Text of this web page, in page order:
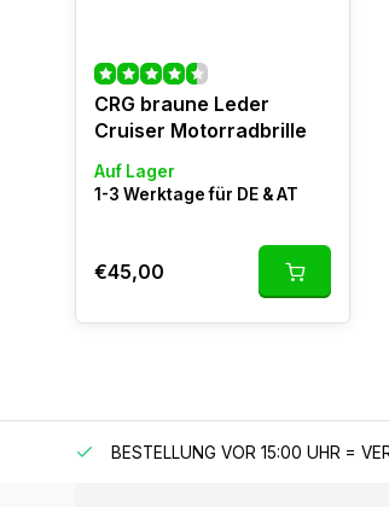
CRG braune Leder
Cruiser Motorradbrille
Auf Lager
1-3 Werktage für DE & AT
€45,00
BESTELLUNG VOR 15:00 UHR =